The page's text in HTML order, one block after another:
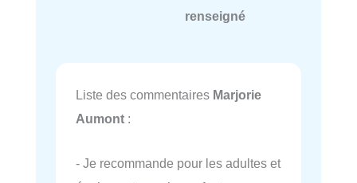
renseigné
Liste des commentaires Marjorie
Aumont :
- Je recommande pour les adultes et